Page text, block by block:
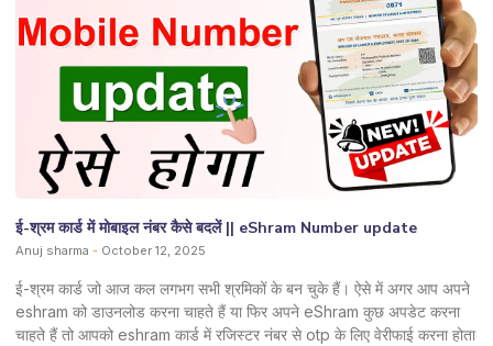
ई-श्रम कार्ड में मोबाइल नंबर कैसे बदलें || eShram Number update
Anuj sharma October 12, 2025
ई-श्रम कार्ड जो आज कल लगभग सभी श्रमिकों के बन चुके हैं। ऐसे में अगर आप अपने
eshram को डाउनलोड करना चाहते हैं या फिर अपने eShram कुछ अपडेट करना
चाहते हैं तो आपको eshram कार्ड में रजिस्टर नंबर से otp के लिए वेरीफाई करना होता